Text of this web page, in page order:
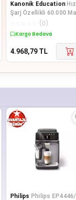
Kanonik Education
Şarj Özellikli 60.000
Powerbank(0)
Kargo Bedava
4.968,79 TL
Philips Philips